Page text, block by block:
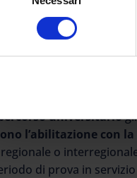
e secondo grado e
60 creditiformativi
didattico,
al ruolo
universitario
l’abilitazione con
o
di prova in